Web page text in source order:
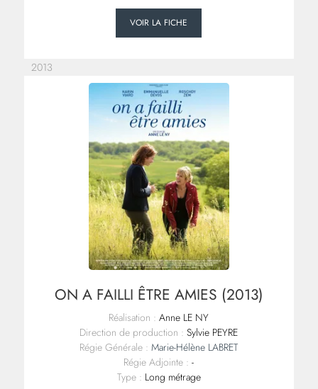
VOIR LA FICHE
2013
ON A FAILLI ÊTRE AMIES (2013)
Réalisation : Anne LE NY
Direction de production : Sylvie PEYRE
Régie Générale : Marie-Hélène LABRET
Régie Adjointe : -
Type : Long métrage